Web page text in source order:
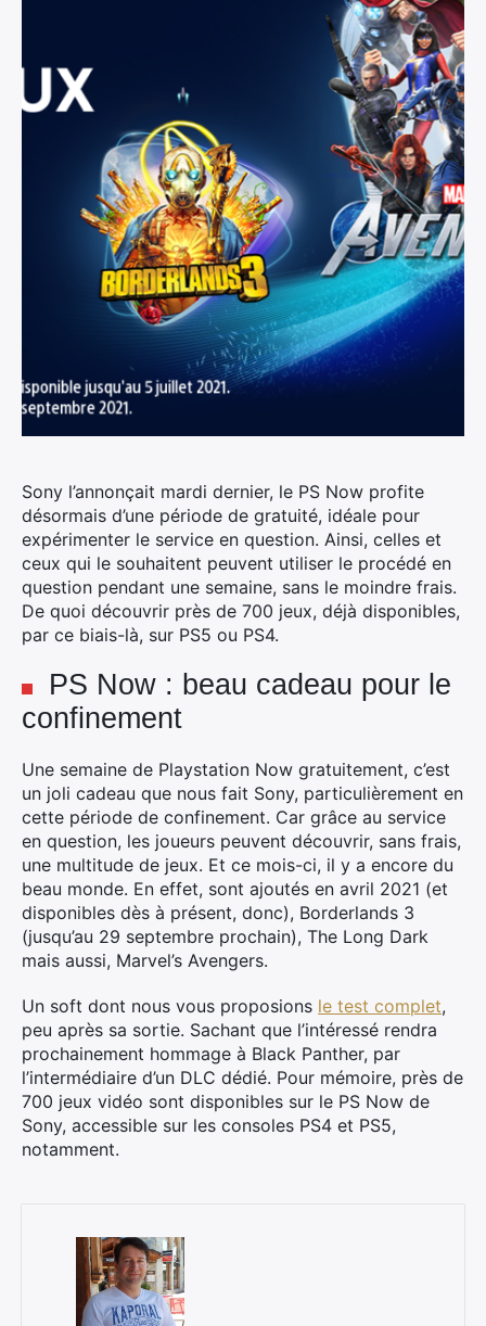
Sony l’annonçait mardi dernier, le PS Now profite
désormais d’une période de gratuité, idéale pour
expérimenter le service en question. Ainsi, celles et
ceux qui le souhaitent peuvent utiliser le procédé en
question pendant une semaine, sans le moindre frais.
De quoi découvrir près de 700 jeux, déjà disponibles,
par ce biais-là, sur PS5 ou PS4.
PS Now : beau cadeau pour le
confinement
Une semaine de Playstation Now gratuitement, c’est
un joli cadeau que nous fait Sony, particulièrement en
cette période de confinement. Car grâce au service
en question, les joueurs peuvent découvrir, sans frais,
une multitude de jeux. Et ce mois-ci, il y a encore du
beau monde. En effet, sont ajoutés en avril 2021 (et
disponibles dès à présent, donc), Borderlands 3
(jusqu’au 29 septembre prochain), The Long Dark
mais aussi, Marvel’s Avengers.
Un soft dont nous vous proposions le test complet,
peu après sa sortie. Sachant que l’intéressé rendra
prochainement hommage à Black Panther, par
l’intermédiaire d’un DLC dédié. Pour mémoire, près de
700 jeux vidéo sont disponibles sur le PS Now de
Sony, accessible sur les consoles PS4 et PS5,
notamment.